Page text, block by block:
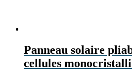
Panneau solaire
cellules